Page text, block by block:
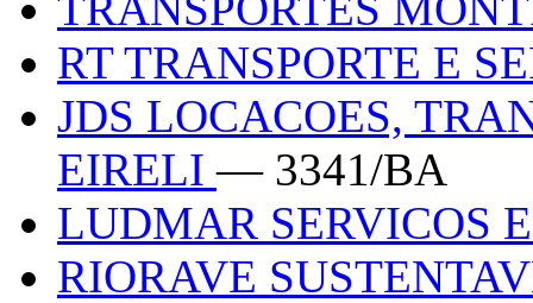
RT TRANSPORTE E
JDS LOCACOES,
EIRELI— 3341/BA
LUDMAR SERVICOS
RIORAVE